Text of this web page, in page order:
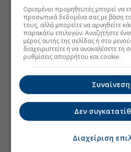
Ορισμένοι προμηθευτές μπορεί να
προσωπικά δεδομένα σας με βάση
τους, αλλά μπορείτε να αρνηθείτε
παρακάτω επιλογών. Αναζητήστε
μέρος αυτής της σελίδας ή στο
διαχειριστείτε ή να ανακαλέσετε τη
ρυθμίσεις απορρήτου και cookie.
Συναίνεση
Δεν
Διαχείριση